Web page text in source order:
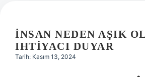
Hakkımızda
İNSAN NEDEN AŞIK
IHTIYACI DUYAR
Tarih: Kasım 13, 2024